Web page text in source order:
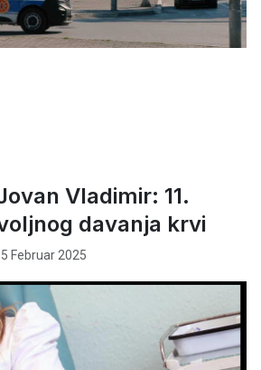
Vladimir: 11.
davanja krvi
Februar 2025